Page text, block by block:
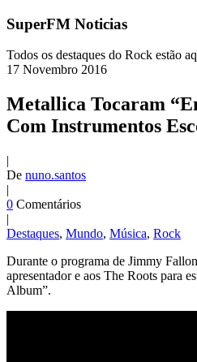
SuperFM Noticias
Todos os destaques do Rock estão
17 Novembro 2016
Metallica Tocaram
Com Instrumentos
|
De nuno.santos
|
0 Comentários
|
Destaques, Mundo, Música, Rock
Durante o programa de Jimmy
apresentador e aos The Roots para
Album”.